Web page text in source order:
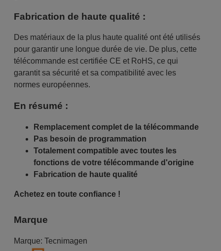
Fabrication de haute qualité :
Des matériaux de la plus haute qualité ont été utilisés
pour garantir une longue durée de vie. De plus, cette
télécommande est certifiée CE et RoHS, ce qui
garantit sa sécurité et sa compatibilité avec les
normes européennes.
En résumé :
Remplacement complet de la télécommande
Pas besoin de programmation
Totalement compatible avec toutes les
fonctions de votre télécommande d'origine
Fabrication de haute qualité
Achetez en toute confiance !
Marque
Marque: Tecnimagen